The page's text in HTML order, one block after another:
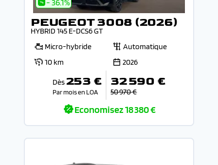
PEUGEOT 3008 (2026)
HYBRID 145 E-DCS6 GT
Micro-hybride
Automatique
10 km
2026
Dès 253 €
Par mois en LOA
32 590 €
50 970 €
Economisez18 380 €